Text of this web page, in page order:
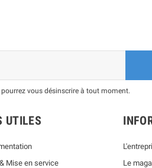
vous désinscrire à tout moment.
UTILES
Mise en service
Le